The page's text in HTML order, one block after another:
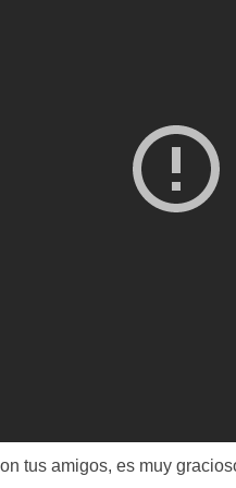
tus amigos, es muy